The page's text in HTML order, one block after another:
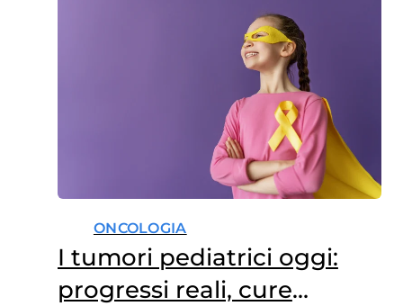
Bologna. Con lui abbiamo
ripercorso oltre vent’anni di
lavoro sulle leucemie infantili,
tra rivoluzioni terapeutiche,
ONCOLOGIA
I tumori pediatrici oggi:
progressi reali, cure